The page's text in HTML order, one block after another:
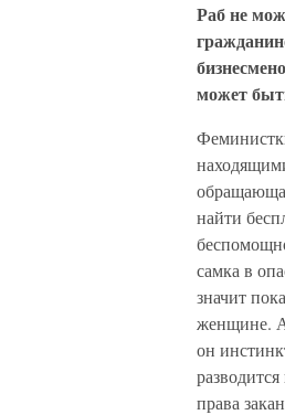
Раб не
может
найти
самка в
значит
женщине. А
он
права